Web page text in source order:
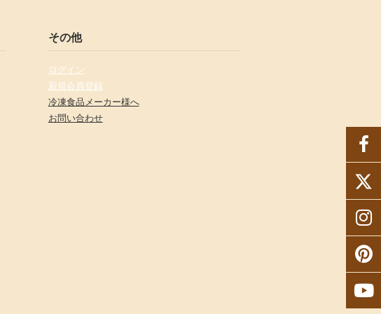
その他
ログイン
新規会員登録
冷凍食品メーカー様へ
お問い合わせ